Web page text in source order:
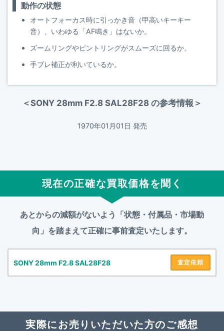
動作の状態
オートフォーカス時に引っかき音（甲高いキーキー
音）、いわゆる「AF鳴き」はないか。
ズームリングやピントリングがスムーズに回るか。
手ブレ補正が利いているか。
＜SONY 28mm F2.8 SAL28F28 の参考情報＞
1970年01月01日 発売
現在の正確な買取価格を聞く
あとからの減額がないよう「状態・付属品・市場動
向」を踏まえて正確に事前査定いたします。
SONY 28mm F2.8 SAL28F28 査定依頼
実際にお売りいただいた方のご感想